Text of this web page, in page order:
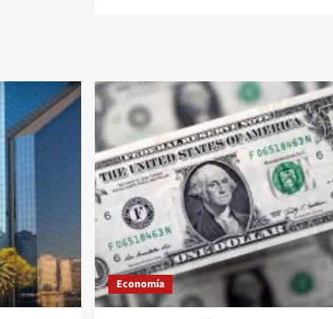
por
factores
como
la
reforma
judicial,
déficit
fiscal
y
las
elecciones
en
Economía